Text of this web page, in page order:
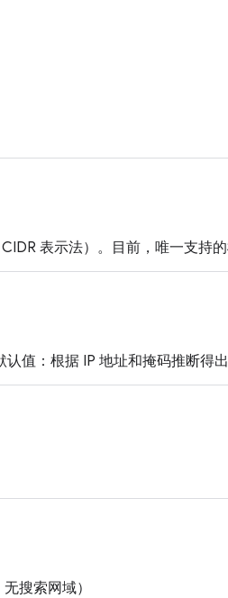
表示法）。目前，唯一支持的
值：根据 IP 地址和掩码推断得出
搜索网域）